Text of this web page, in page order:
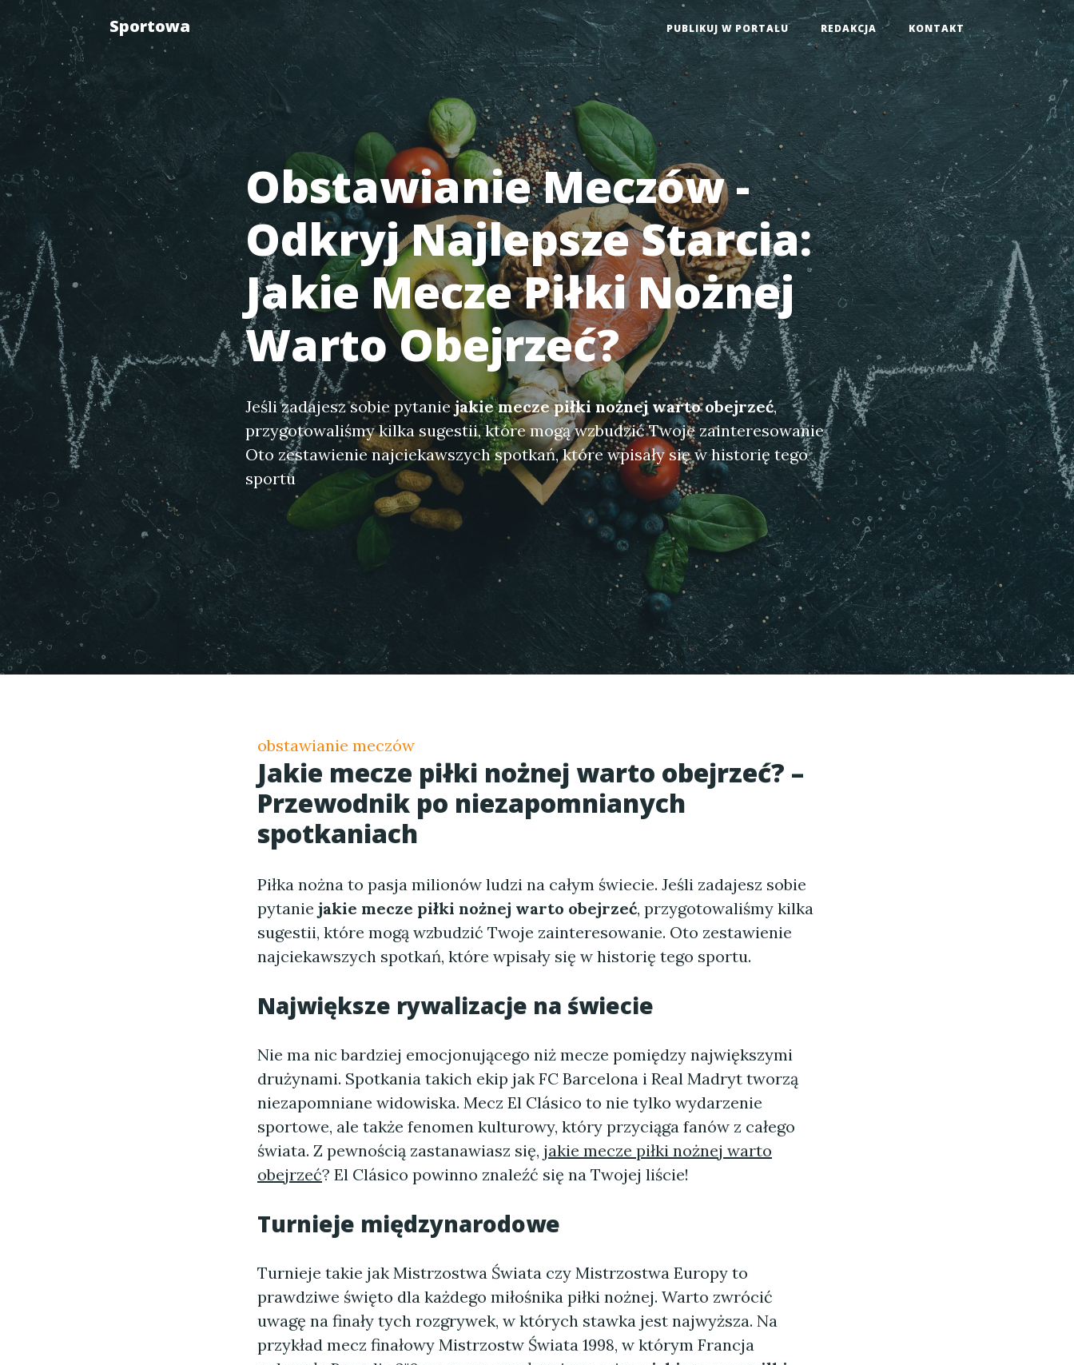
Sportowa PUBLIKUJ W PORTALU REDAKCJA KONTAKT
Obstawianie Meczów -
Odkryj Najlepsze Starcia:
Jakie Mecze Piłki Nożnej
Warto Obejrzeć?
Jeśli zadajesz sobie pytaniejakie mecze piłki nożnej warto obejrzeć,
przygotowaliśmy kilka sugestii, które mogą wzbudzić Twoje zainteresowanie
Oto zestawienie najciekawszych spotkań, które wpisały się w historię tego
sportu
obstawianie meczów
Jakie mecze piłki nożnej warto obejrzeć? –
Przewodnik po niezapomnianych
spotkaniach
Piłka nożna to pasja milionów ludzi na całym świecie. Jeśli zadajesz sobie
pytanie jakie mecze piłki nożnej warto obejrzeć, przygotowaliśmy kilka
sugestii, które mogą wzbudzić Twoje zainteresowanie. Oto zestawienie
najciekawszych spotkań, które wpisały się w historię tego sportu.
Największe rywalizacje na świecie
Nie ma nic bardziej emocjonującego niż mecze pomiędzy największymi
drużynami. Spotkania takich ekip jak FC Barcelona i Real Madryt tworzą
niezapomniane widowiska. Mecz El Clásico to nie tylko wydarzenie
sportowe, ale także fenomen kulturowy, który przyciąga fanów z całego
świata. Z pewnością zastanawiasz się, jakie mecze piłki nożnej warto
obejrzeć? El Clásico powinno znaleźć się na Twojej liście!
Turnieje międzynarodowe
Turnieje takie jak Mistrzostwa Świata czy Mistrzostwa Europy to
prawdziwe święto dla każdego miłośnika piłki nożnej. Warto zwrócić
uwagę na finały tych rozgrywek, w których stawka jest najwyższa. Na
przykład mecz finałowy Mistrzostw Świata 1998, w którym Francja